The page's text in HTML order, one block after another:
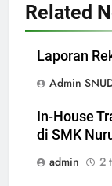
Related
Laporan
Admin
In-House
di SMK
admin
2